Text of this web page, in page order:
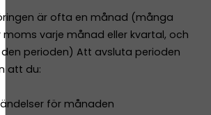
är ofta en månad (många
varje månad eller kvartal, och
perioden) Att avsluta perioden
att du:
för månaden